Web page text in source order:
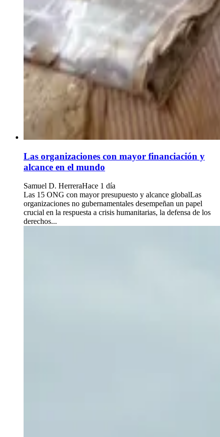
Las organizaciones con mayor financiación y
alcance en el mundo
Samuel D. HerreraHace 1 día
Las 15 ONG con mayor presupuesto y alcance globalLas
organizaciones no gubernamentales desempeñan un papel
crucial en la respuesta a crisis humanitarias, la defensa de los
derechos...